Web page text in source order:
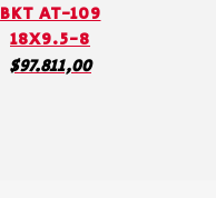
BKT AT-109
18X9.5-8
$97.811,00